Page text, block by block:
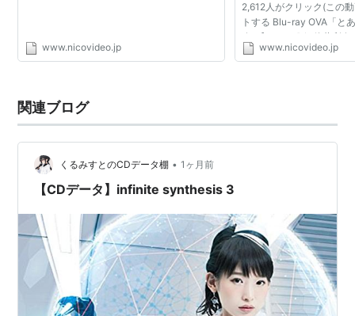
the very best of fripSide 2002-2006（2006年12月
nao complete anthology 2002-2009 -my
fripSide NAO project!
シングル
やっぱり世界はあたし☆れじぇんど!!（2008年8月20
日）
オリジナルアルバム
Rabbit Syndrome（2008年1月25日）
www.nicovideo.jp
2,612人がクリック(この
トする Blu-ray OVA「と
砲」[Blu-ray]★ 佐藤利奈
伊藤かな恵 発売日：
www.nicovideo.jp
関連ブログ
くるみすとのCDデータ棚 • 1ヶ月前
【CDデータ】infinite synthesis 3